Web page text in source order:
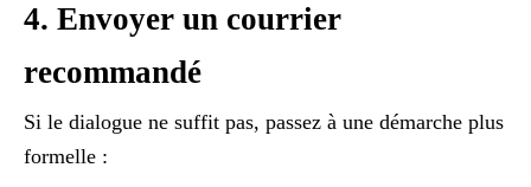
4. Envoyer un courrier
recommandé
Si le dialogue ne suffit pas, passez à une démarche plus
formelle :